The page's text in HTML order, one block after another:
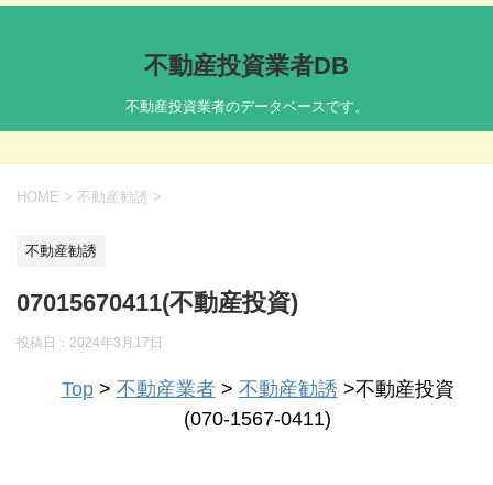
不動産投資業者DB
不動産投資業者のデータベースです。
HOME > 不動産勧誘 >
不動産勧誘
07015670411(不動産投資)
投稿日： 2024年3月17日
Top> 不動産業者> 不動産勧誘 >不動産投資
(070-1567-0411)